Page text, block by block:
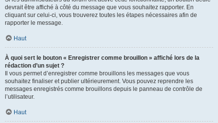
devrait être affiché à côté du message que vous souhaitez rapporter. En
cliquant sur celui-ci, vous trouverez toutes les étapes nécessaires afin de
rapporter le message.
Haut
À quoi sert le bouton « Enregistrer comme brouillon » affiché lors de la
rédaction d’un sujet ?
Il vous permet d’enregistrer comme brouillons les messages que vous
souhaitez finaliser et publier ultérieurement. Vous pouvez reprendre les
messages enregistrés comme brouillons depuis le panneau de contrôle de
l’utilisateur.
Haut